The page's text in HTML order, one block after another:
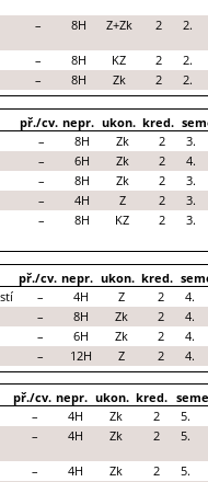
– 8H Z+Zk 2 2.
– 8H KZ 2
2.
– 8H Zk 2 2.
př./cv. nepr. ukon. kred.
– 8H Zk 2
3.
– 6H Zk 2
4.
– 8H Zk 2
3.
– 4H Z 2
3.
– 8H KZ 2 3.
př./cv. nepr. ukon. kred.
– 4H Z 2
4.
– 8H Zk 2
4.
– 6H Zk 2
4.
– 12H Z 2 4.
př./cv. nepr. ukon. kred.
– 4H Zk 2
5.
– 4H Zk 2 5.
– 4H Zk 2
5.